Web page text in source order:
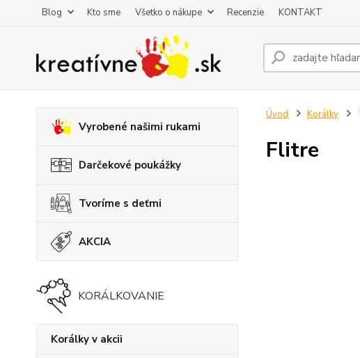
Blog Kto sme Všetko o nákupe Recenzie KONTAKT
Vyrobené našimi rukami
Darčekové poukážky
Tvoríme s deťmi
AKCIA
KORÁLKOVANIE
Korálky v akcii
Úvod Korálky
Flitre